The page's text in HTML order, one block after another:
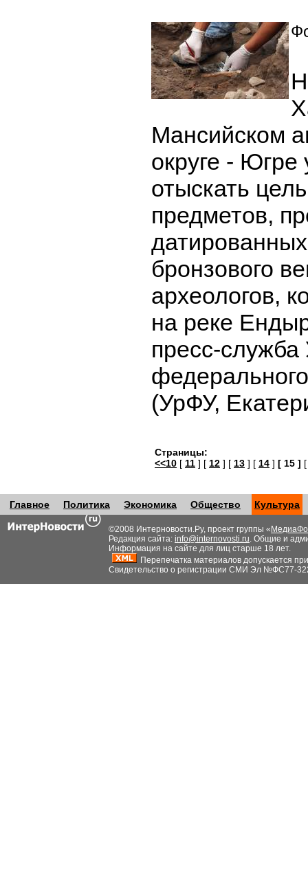
Мансийском
округе -
отыскать
предметов,
бронзового
археологов,
на реке
пресс-служба
(УрФУ,
Страницы:
<<10 [ 11 ] [ 12 ] [ 13 ] [ 14 ] [ 15 ]
Главное Политика Экономика Общество Культура
©2008 Интерновости.Ру, проект группы «
Редакция сайта: info@internovosti.ru. Общие и
Информация на сайте для лиц старше 18 лет.
Перепечатка материалов допускается
Свидетельство о регистрации СМИ Эл №ФС77-